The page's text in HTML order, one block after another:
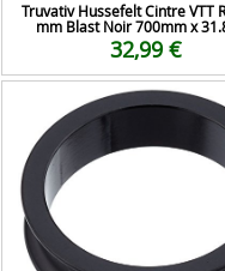
Truvativ Hussefelt Cintre VTT
mm Blast Noir 700mm x
32,99 €